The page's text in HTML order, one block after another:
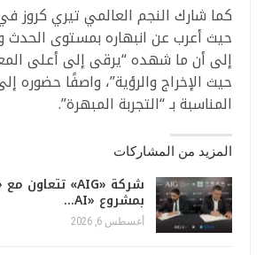
كما شارك النجم العالمي تيري كروز
حيث أعرب عن انبهاره بمستوى الحدث
إلى أن ما شهده “يرقى إلى أعلى
حيث الإخراج والرؤية”، واصفًا حضوره
المناسبة بـ “التجربة المبهرة”.
المزيد من المشاركات
بمشروع «AI…
أغسطس 6, 2026